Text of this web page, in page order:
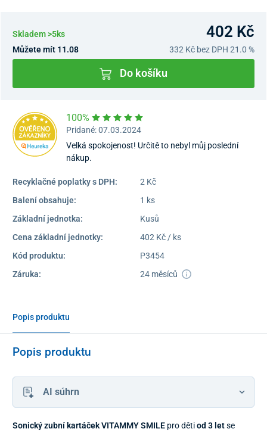
Skladem >5ks 402 Kč
Můžete mít 11.08 332 Kč bez DPH 21.0 %
Do košíku
100%
Pridané: 07.03.2024
Velká spokojenost! Určitě to nebyl můj poslední
nákup.
Recyklačné poplatky s DPH:
2 Kč
Balení obsahuje:
1 ks
Základní jednotka:
Kusů
Cena základní jednotky:
402 Kč / ks
Kód produktu:
P3454
Záruka:
24 měsíců
Popis produktu
Popis produktu
AI súhrn
Sonický zubní kartáček VITAMMY SMILE pro dětiod 3 letse